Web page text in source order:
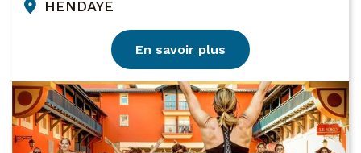
HENDAYE
En savoir plus